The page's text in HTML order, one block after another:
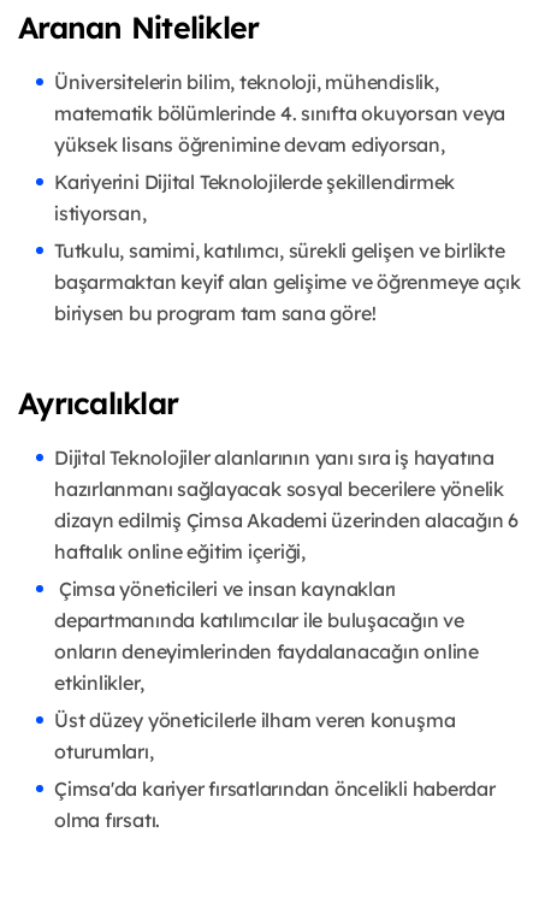
Aranan Nitelikler
Üniversitelerin bilim, teknoloji, mühendislik,
matematik bölümlerinde 4. sınıfta okuyorsan veya
yüksek lisans öğrenimine devam ediyorsan,
Kariyerini Dijital Teknolojilerde şekillendirmek
istiyorsan,
Tutkulu, samimi, katılımcı, sürekli gelişen ve birlikte
başarmaktan keyif alan gelişime ve öğrenmeye açık
biriysen bu program tam sana göre!
Ayrıcalıklar
Dijital Teknolojiler alanlarının yanı sıra iş hayatına
hazırlanmanı sağlayacak sosyal becerilere yönelik
dizayn edilmiş Çimsa Akademi üzerinden alacağın 6
haftalık online eğitim içeriği,
Çimsa yöneticileri ve insan kaynakları
departmanında katılımcılar ile buluşacağın ve
onların deneyimlerinden faydalanacağın online
etkinlikler,
Üst düzey yöneticilerle ilham veren konuşma
oturumları,
Çimsa'da kariyer fırsatlarından öncelikli haberdar
olma fırsatı.